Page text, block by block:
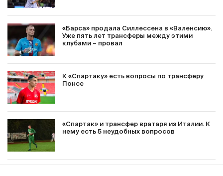
«Барса» продала Силлессена в «Валенсию».
Уже пять лет трансферы между этими
клубами – провал
К «Спартаку» есть вопросы по трансферу
Понсе
«Спартак» и трансфер вратаря из Италии. К
нему есть 5 неудобных вопросов